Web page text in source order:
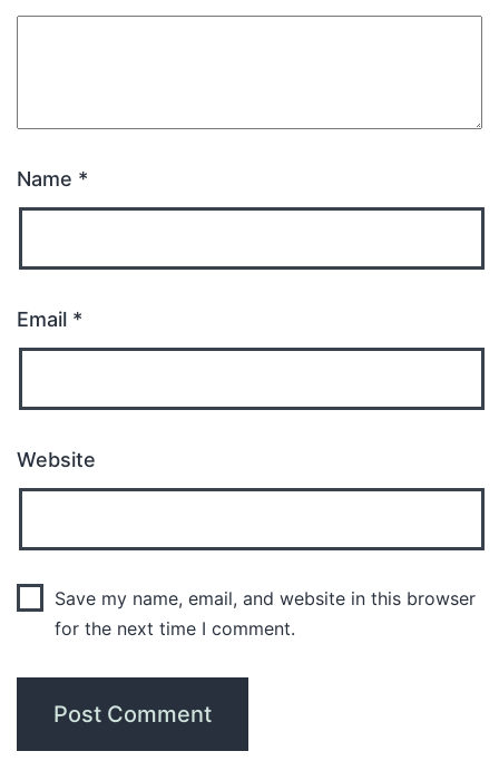
Name *
Email *
Website
Save my name, email, and website in this browser
for the next time I comment.